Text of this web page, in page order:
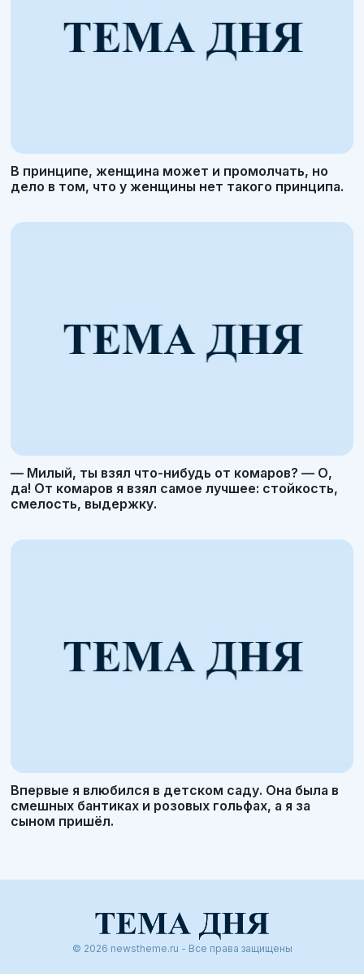
В принципе, женщина может и промолчать, но
дело в том, что у женщины нет такого принципа.
— Милый, ты взял что-нибудь от комаров? — О,
да! От комаров я взял самое лучшее: стойкость,
смелость, выдержку.
Впервые я влюбился в детском саду. Она была в
смешных бантиках и розовых гольфах, а я за
сыном пришёл.
© 2026 newstheme.ru - Все права защищены